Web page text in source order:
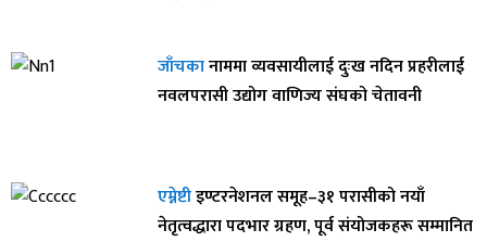
जाँचकानाममा व्यवसायीलाई दुःख नदिन प्रहरीलाई
नवलपरासी उद्योग वाणिज्य संघको चेतावनी
एम्नेष्टीइण्टरनेशनल समूह–३१ परासीको नयाँ
नेतृत्वद्धारा पदभार ग्रहण, पूर्व संयोजकहरू सम्मानित